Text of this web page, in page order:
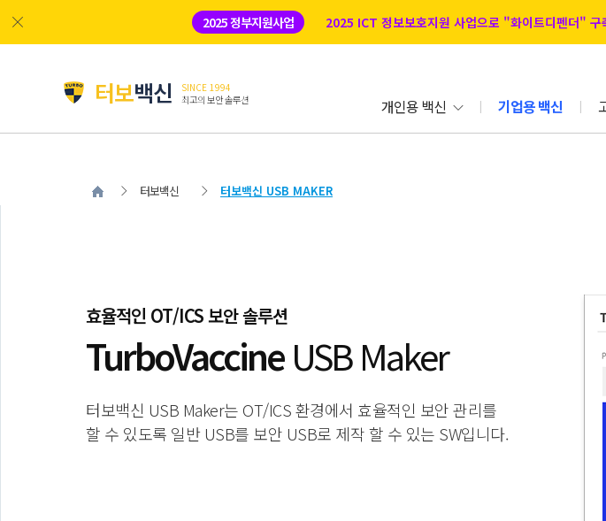
2025 정부지원사업 2025 ICT 정보보호지원 사업으로 "화이트디펜더"
터보백신
SINCE 1994
최고의 보안 솔루션
개인용 백신 | 기업용 백신 |
터보백신 터보백신 USB MAKER
효율적인 OT/ICS 보안 솔루션
TurboVaccineUSB Maker
터보백신 USB Maker는 OT/ICS 환경에서 효율적인 보안 관리를
할 수 있도록 일반 USB를 보안 USB로 제작 할 수 있는 SW입니다.